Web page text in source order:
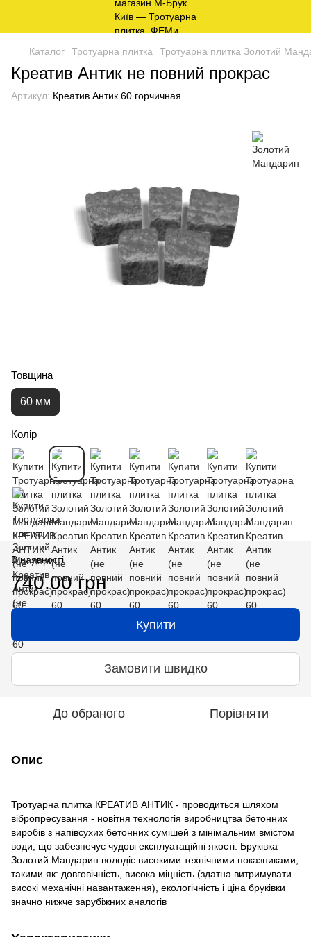
Каталог Тротуарна плитка Тротуарна плитка Золотий
Креатив Антик не повний прокрас
Артикул: Креатив Антик 60 горчичная
Товщина
60 мм
Колір
В наявності
740.00 грн
Купити
Замовити швидко
До обраного Порівняти
Опис
Тротуарна плитка КРЕАТИВ АНТИК - проводиться шляхом
вібропресування - новітня технологія виробництва бетонних
виробів з напівсухих бетонних сумішей з мінімальним вмістом
води, що забезпечує чудові експлуатаційні якості. Бруківка
Золотий Мандарин володіє високими технічними показниками,
такими як: довговічність, висока міцність (здатна витримувати
високі механічні навантаження), екологічність і ціна бруківки
значно нижче зарубіжних аналогів